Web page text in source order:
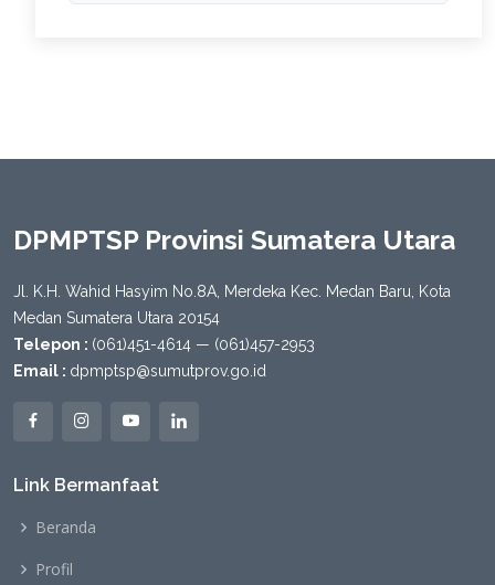
DPMPTSP Provinsi Sumatera Utara
Jl. K.H. Wahid Hasyim No.8A, Merdeka Kec. Medan Baru, Kota
Medan Sumatera Utara 20154
Telepon : (061)451-4614 — (061)457-2953
Email : dpmptsp@sumutprov.go.id
Link Bermanfaat
Beranda
Profil